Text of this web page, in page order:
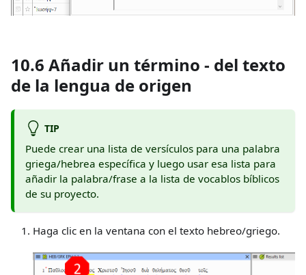
10.6 Añadir un término - del texto
de la lengua de origen
TIP
Puede crear una lista de versículos para una palabra
griega/hebrea específica y luego usar esa lista para
añadir la palabra/frase a la lista de vocablos bíblicos
de su proyecto.
Haga clic en la ventana con el texto hebreo/griego.